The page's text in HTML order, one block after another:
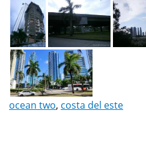
ocean two, costa del este